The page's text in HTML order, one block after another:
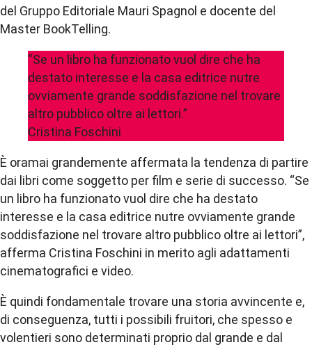
del Gruppo Editoriale Mauri Spagnol e docente del
Master BookTelling.
“Se un libro ha funzionato vuol dire che ha
destato interesse e la casa editrice nutre
ovviamente grande soddisfazione nel trovare
altro pubblico oltre ai lettori.”
Cristina Foschini
È oramai grandemente affermata la tendenza di partire
dai libri come soggetto per film e serie di successo. “Se
un libro ha funzionato vuol dire che ha destato
interesse e la casa editrice nutre ovviamente grande
soddisfazione nel trovare altro pubblico oltre ai lettori”,
afferma Cristina Foschini in merito agli adattamenti
cinematografici e video.
È quindi fondamentale trovare una storia avvincente e,
di conseguenza, tutti i possibili fruitori, che spesso e
volentieri sono determinati proprio dal grande e dal